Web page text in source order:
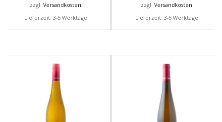
zzgl. Versandkosten
Lieferzeit: 3-5 Werktage
zzgl. Versandkosten
Lieferzeit: 3-5 Werktage